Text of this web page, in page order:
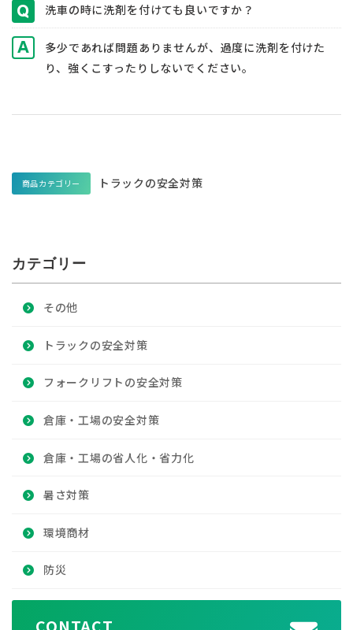
洗車の時に洗剤を付けても良いですか？
多少であれば問題ありませんが、過度に洗剤を付けた
り、強くこすったりしないでください。
商品カテゴリー トラックの安全対策
カテゴリー
その他
トラックの安全対策
フォークリフトの安全対策
倉庫・工場の安全対策
倉庫・工場の省人化・省力化
暑さ対策
環境商材
防災